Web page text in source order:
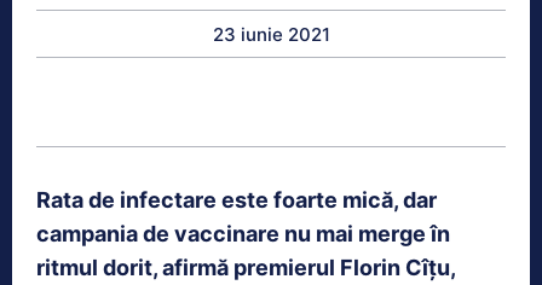
23 iunie 2021
Rata de infectare este foarte mică, dar
campania de vaccinare nu mai merge în
ritmul dorit, afirmă premierul Florin Cîțu,